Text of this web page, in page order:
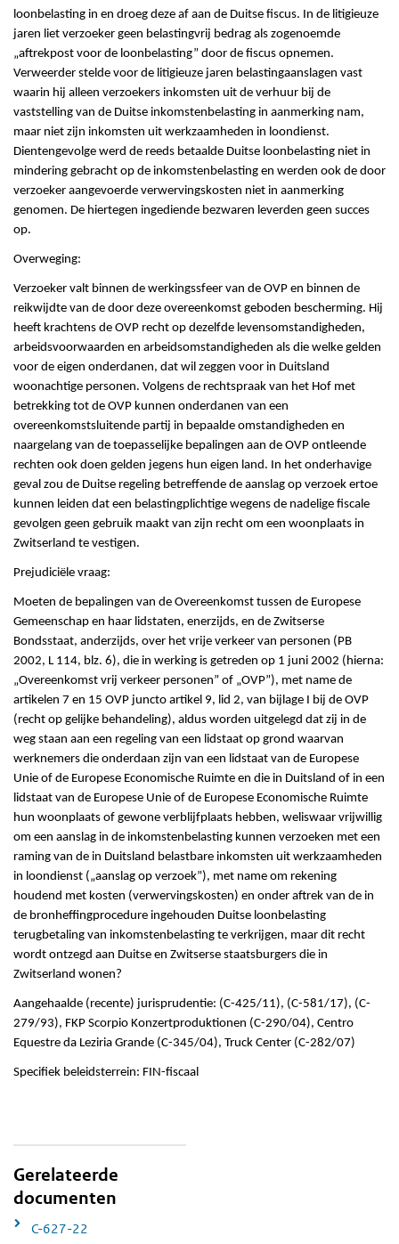
loonbelasting in en droeg deze af aan de Duitse fiscus. In de litigieuze
jaren liet verzoeker geen belastingvrij bedrag als zogenoemde
„aftrekpost voor de loonbelasting” door de fiscus opnemen.
Verweerder stelde voor de litigieuze jaren belastingaanslagen vast
waarin hij alleen verzoekers inkomsten uit de verhuur bij de
vaststelling van de Duitse inkomstenbelasting in aanmerking nam,
maar niet zijn inkomsten uit werkzaamheden in loondienst.
Dientengevolge werd de reeds betaalde Duitse loonbelasting niet in
mindering gebracht op de inkomstenbelasting en werden ook de door
verzoeker aangevoerde verwervingskosten niet in aanmerking
genomen. De hiertegen ingediende bezwaren leverden geen succes
op.
Overweging:
Verzoeker valt binnen de werkingssfeer van de OVP en binnen de
reikwijdte van de door deze overeenkomst geboden bescherming. Hij
heeft krachtens de OVP recht op dezelfde levensomstandigheden,
arbeidsvoorwaarden en arbeidsomstandigheden als die welke gelden
voor de eigen onderdanen, dat wil zeggen voor in Duitsland
woonachtige personen. Volgens de rechtspraak van het Hof met
betrekking tot de OVP kunnen onderdanen van een
overeenkomstsluitende partij in bepaalde omstandigheden en
naargelang van de toepasselijke bepalingen aan de OVP ontleende
rechten ook doen gelden jegens hun eigen land. In het onderhavige
geval zou de Duitse regeling betreffende de aanslag op verzoek ertoe
kunnen leiden dat een belastingplichtige wegens de nadelige fiscale
gevolgen geen gebruik maakt van zijn recht om een woonplaats in
Zwitserland te vestigen.
Prejudiciële vraag:
Moeten de bepalingen van de Overeenkomst tussen de Europese
Gemeenschap en haar lidstaten, enerzĳds, en de Zwitserse
Bondsstaat, anderzĳds, over het vrĳe verkeer van personen (PB
2002, L 114, blz. 6), die in werking is getreden op 1 juni 2002 (hierna:
„Overeenkomst vrij verkeer personen” of „OVP”), met name de
artikelen 7 en 15 OVP juncto artikel 9, lid 2, van bijlage I bij de OVP
(recht op gelijke behandeling), aldus worden uitgelegd dat zij in de
weg staan aan een regeling van een lidstaat op grond waarvan
werknemers die onderdaan zijn van een lidstaat van de Europese
Unie of de Europese Economische Ruimte en die in Duitsland of in een
lidstaat van de Europese Unie of de Europese Economische Ruimte
hun woonplaats of gewone verblijfplaats hebben, weliswaar vrijwillig
om een aanslag in de inkomstenbelasting kunnen verzoeken met een
raming van de in Duitsland belastbare inkomsten uit werkzaamheden
in loondienst („aanslag op verzoek”), met name om rekening
houdend met kosten (verwervingskosten) en onder aftrek van de in
de bronheffingprocedure ingehouden Duitse loonbelasting
terugbetaling van inkomstenbelasting te verkrijgen, maar dit recht
wordt ontzegd aan Duitse en Zwitserse staatsburgers die in
Zwitserland wonen?
Aangehaalde (recente) jurisprudentie: (C-425/11), (C-581/17), (C-
279/93), FKP Scorpio Konzertproduktionen (C-290/04), Centro
Equestre da Leziria Grande (C-345/04), Truck Center (C-282/07)
Specifiek beleidsterrein: FIN-fiscaal
Gerelateerde
documenten
C-627-22